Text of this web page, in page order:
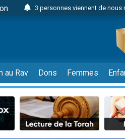
3 personnes viennent de
3 personnes viennent de
3 personnes viennent de
2 personnes viennent de nous
13 personnes viennent de
30 personnes viennent de
Il reste 49 places pour
12 nouvelles musiques
au Rav Dons Femmes